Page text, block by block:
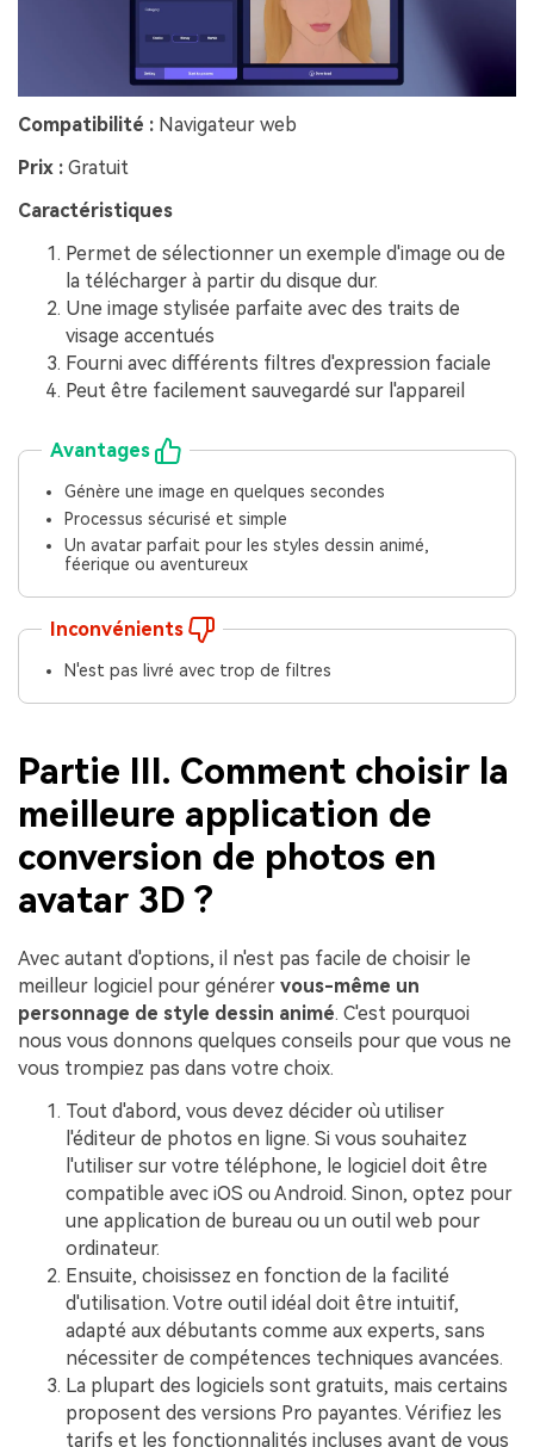
Compatibilité : Navigateur web
Prix : Gratuit
Caractéristiques
Permet de sélectionner un exemple d'image ou de
la télécharger à partir du disque dur.
Une image stylisée parfaite avec des traits de
visage accentués
Fourni avec différents filtres d'expression faciale
Peut être facilement sauvegardé sur l'appareil
Avantages
Génère une image en quelques secondes
Processus sécurisé et simple
Un avatar parfait pour les styles dessin animé,
féerique ou aventureux
Inconvénients
N'est pas livré avec trop de filtres
Partie III. Comment choisir la
meilleure application de
conversion de photos en
avatar 3D ?
Avec autant d'options, il n'est pas facile de choisir le
meilleur logiciel pour générer vous-même un
personnage de style dessin animé. C'est pourquoi
nous vous donnons quelques conseils pour que vous ne
vous trompiez pas dans votre choix.
Tout d'abord, vous devez décider où utiliser
l'éditeur de photos en ligne. Si vous souhaitez
l'utiliser sur votre téléphone, le logiciel doit être
compatible avec iOS ou Android. Sinon, optez pour
une application de bureau ou un outil web pour
ordinateur.
Ensuite, choisissez en fonction de la facilité
d'utilisation. Votre outil idéal doit être intuitif,
adapté aux débutants comme aux experts, sans
nécessiter de compétences techniques avancées.
La plupart des logiciels sont gratuits, mais certains
proposent des versions Pro payantes. Vérifiez les
tarifs et les fonctionnalités incluses avant de vous